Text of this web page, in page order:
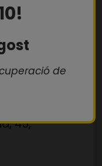
Barcelona
45,
de